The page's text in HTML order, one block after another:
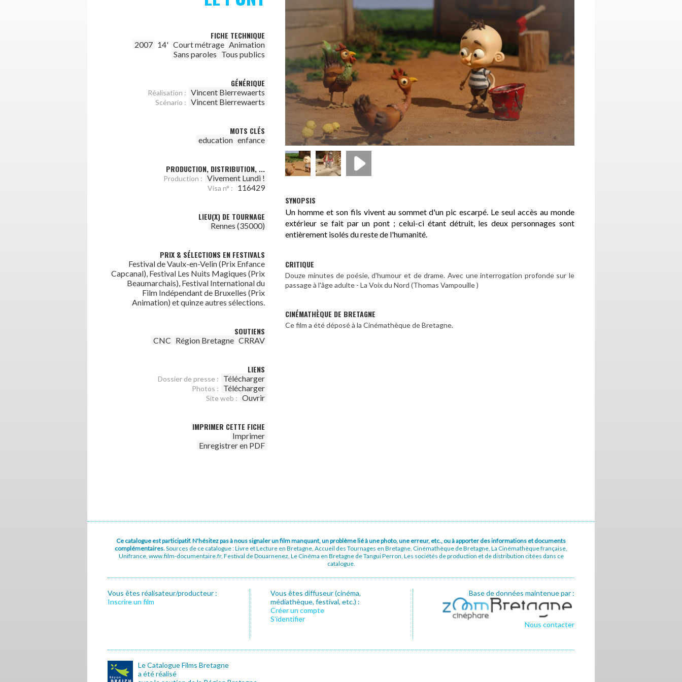
FICHE TECHNIQUE
2007 14' Court métrage Animation
Sans paroles Tous publics
GÉNÉRIQUE
Réalisation : Vincent Bierrewaerts
Scénario : Vincent Bierrewaerts
MOTS CLÉS
education enfance
PRODUCTION, DISTRIBUTION, ...
Production : Vivement Lundi !
Visa n° : 116429
LIEU(X) DE TOURNAGE
Rennes (35000)
PRIX & SÉLECTIONS EN FESTIVALS
Festival de Vaulx-en-Velin (Prix Enfance
Capcanal), Festival Les Nuits Magiques (Prix
Beaumarchais), Festival International du
Film Indépendant de Bruxelles (Prix
Animation) et quinze autres sélections.
SOUTIENS
CNC Région Bretagne CRRAV
LIENS
Dossier de presse : Télécharger
Photos : Télécharger
Site web : Ouvrir
IMPRIMER CETTE FICHE
Imprimer
Enregistrer en PDF
SYNOPSIS
Un homme et son fils vivent au sommet d'un pic escarpé. Le seul accès au monde
extérieur se fait par un pont ; celui-ci étant détruit, les deux personnages sont
entièrement isolés du reste de l'humanité.
CRITIQUE
Douze minutes de poésie, d'humour et de drame. Avec une interrogation profonde sur le
passage à l'âge adulte - La Voix du Nord (Thomas Vampouille )
CINÉMATHÈQUE DE BRETAGNE
Ce film a été déposé à la Cinémathèque de Bretagne.
Ce catalogue est participatif. N'hésitez pas à nous signaler un film manquant, un problème lié à une photo, une erreur, etc., ou à apporter des informations et documents
complémentaires.Sources de ce catalogue : Livre et Lecture en Bretagne, Accueil des Tournages en Bretagne, Cinémathèque de Bretagne, La Cinémathèque française,
Unifrance, www.film-documentaire.fr, Festival de Douarnenez, Le Cinéma en Bretagne de Tangui Perron, Les sociétés de production et de distribution citées dans ce
catalogue.
Vous êtes réalisateur/producteur :
Inscrire un film
Vous êtes diffuseur (cinéma,
médiathèque, festival, etc.) :
Créer un compte
S’identifier
Base de données maintenue par :
Nous contacter
Le Catalogue Films Bretagne
a été réalisé